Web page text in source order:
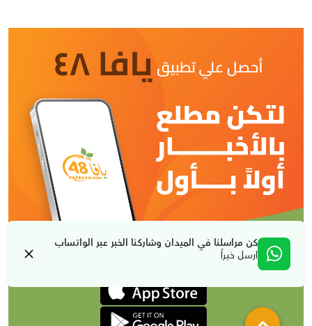
كن مراسلنا في الميدان وشاركنا الخبر عبر الواتساب
ارسل خبراً